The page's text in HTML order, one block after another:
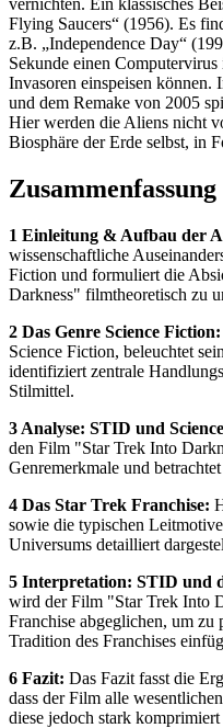
vernichten. Ein klassisches
Flying Saucers“ (1956). Es
z.B. „Independence Day“
Sekunde einen
Invasoren einspeisen
und dem Remake von 2005
Hier werden die Aliens nicht
Biosphäre der Erde selbst, in
1 Einleitung & Aufbau der
wissenschaftliche
Fiction und formuliert die
Darkness" filmtheoretisch zu
2 Das Genre Science Fiction:
Science Fiction, beleuchtet
identifiziert zentrale
Stilmittel.
3 Analyse: STID und
den Film "Star Trek Into
Genremerkmale und
4 Das Star Trek Franchise:
sowie die typischen
Universums detailliert
5 Interpretation: STID und
wird der Film "Star Trek Into
Franchise abgeglichen, um
Tradition des Franchises
6 Fazit: Das Fazit fasst die
dass der Film alle
diese jedoch stark komprimiert